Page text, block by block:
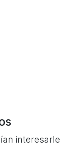
interesarle